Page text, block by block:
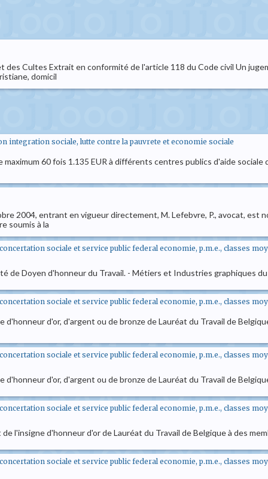
des Cultes Extrait en conformité de l'article 118 du Code civil Un
domicil
integration sociale, lutte contre la pauvrete et economie sociale
60 fois 1.135 EUR à différents centres publics d'aide
2004, entrant en vigueur directement, M. Lefebvre, P., avocat, est
soumis à la
sociale et service public federal economie, p.m.e., classes
de Doyen d'honneur du Travail. - Métiers et Industries graphiques
sociale et service public federal economie, p.m.e., classes
d'or, d'argent ou de bronze de Lauréat du Travail de
sociale et service public federal economie, p.m.e., classes
d'or, d'argent ou de bronze de Lauréat du Travail de
sociale et service public federal economie, p.m.e., classes
l'insigne d'honneur d'or de Lauréat du Travail de Belgique à des
sociale et service public federal economie, p.m.e., classes